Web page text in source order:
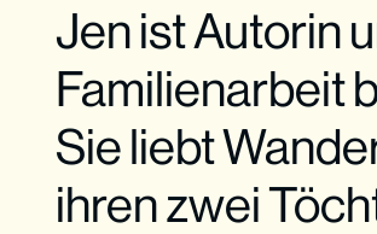
Jen ist Autorin
Familienarbeit
Sie liebt
ihren zwei